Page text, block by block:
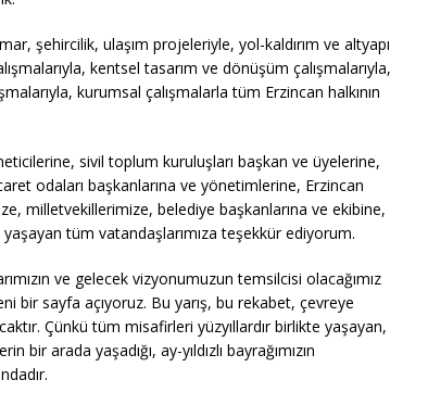
şehircilik, ulaşım projeleriyle, yol-kaldırım ve altyapı
kentsel tasarım ve dönüşüm çalışmalarıyla,
kurumsal çalışmalarla tüm Erzincan halkının
sivil toplum kuruluşları başkan ve üyelerine,
odaları başkanlarına ve yönetimlerine, Erzincan
milletvekillerimize, belediye başkanlarına ve ekibine,
tüm vatandaşlarımıza teşekkür ediyorum.
ve gelecek vizyonumuzun temsilcisi olacağımız
bir sayfa açıyoruz. Bu yarış, bu rekabet, çevreye
Çünkü tüm misafirleri yüzyıllardır birlikte yaşayan,
arada yaşadığı, ay-yıldızlı bayrağımızın